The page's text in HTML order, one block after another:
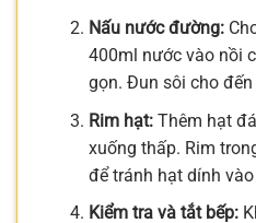
Nấu nước đường:
400ml nước vào nồi
gọn. Đun sôi cho
Rim hạt:Thêm hạt
xuống thấp. Rim
để tránh hạt dính
Kiểm tra và tắt bếp: